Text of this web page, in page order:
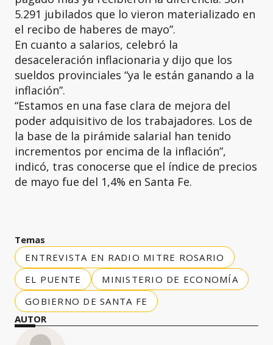
5.291 jubilados que lo vieron materializado en
el recibo de haberes de mayo”.
En cuanto a salarios, celebró la
desaceleración inflacionaria y dijo que los
sueldos provinciales “ya le están ganando a la
inflación”.
“Estamos en una fase clara de mejora del
poder adquisitivo de los trabajadores. Los de
la base de la pirámide salarial han tenido
incrementos por encima de la inflación”,
indicó, tras conocerse que el índice de precios
de mayo fue del 1,4% en Santa Fe.
Temas
ENTREVISTA EN RADIO MITRE ROSARIO
EL PUENTE
MINISTERIO DE ECONOMÍA
GOBIERNO DE SANTA FE
AUTOR